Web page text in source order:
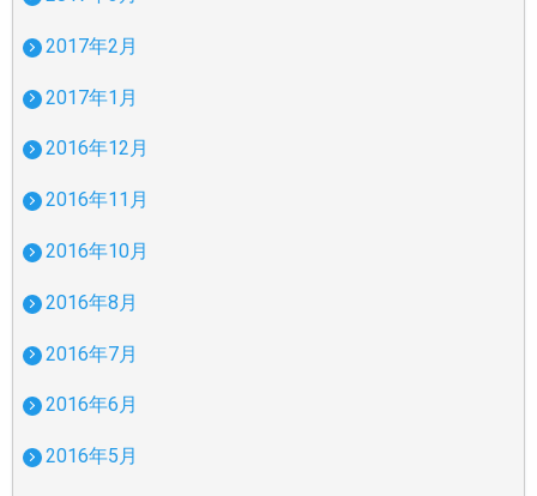
2017年2月
2017年1月
2016年12月
2016年11月
2016年10月
2016年8月
2016年7月
2016年6月
2016年5月